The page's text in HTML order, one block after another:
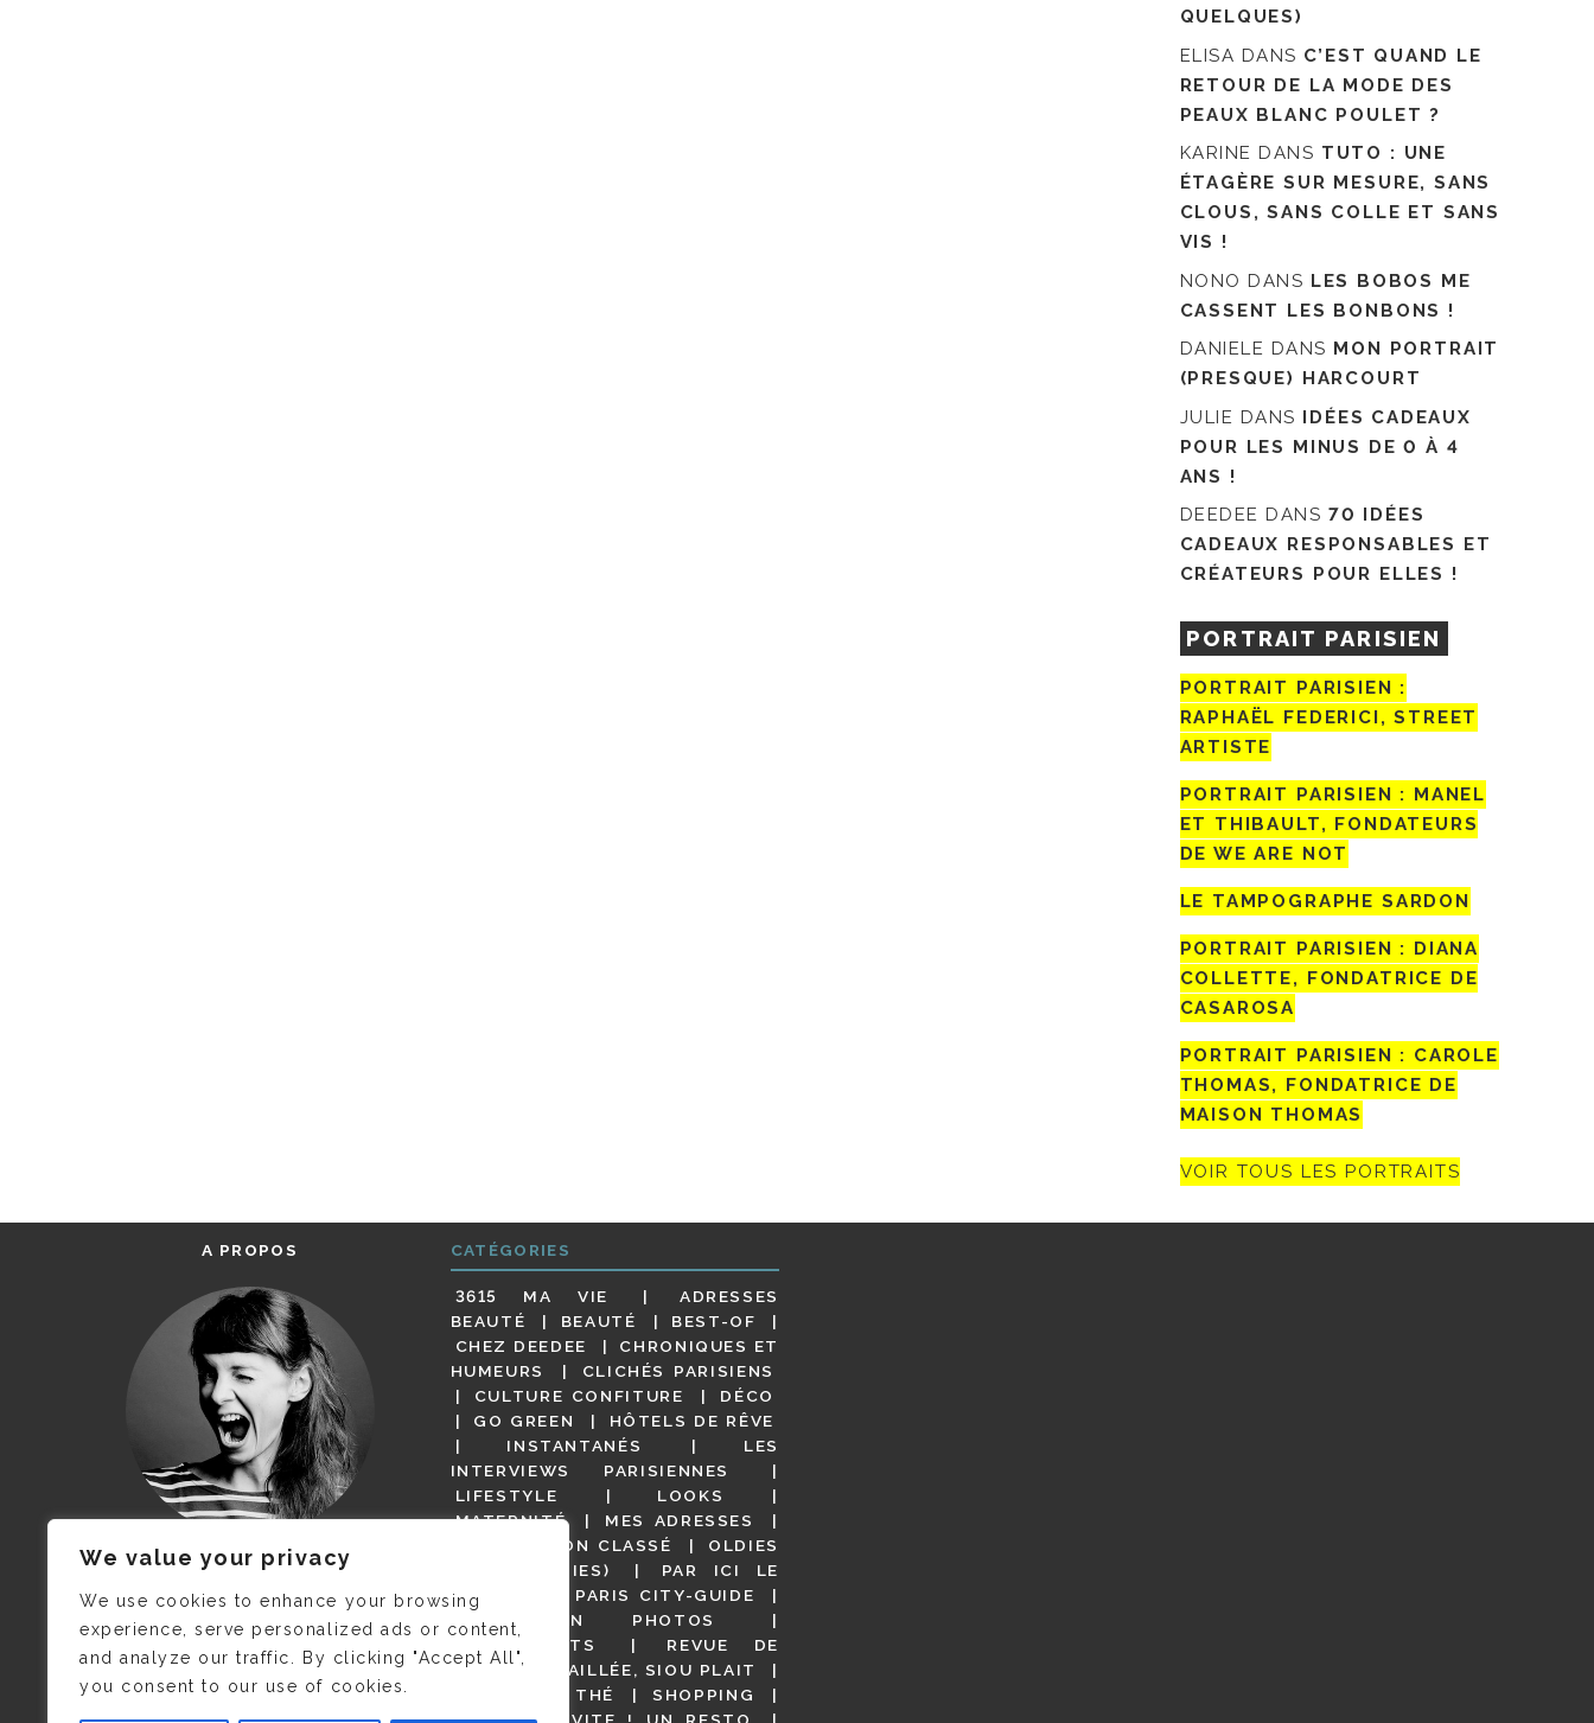
We value your privacy
We use cookies to enhance your browsing
experience, serve personalized ads or content,
and analyze our traffic. By clicking "Accept All",
you consent to our use of cookies.
QUELQUES)
ELISA DANS C’EST QUAND LE
RETOUR DE LA MODE DES
PEAUX BLANC POULET ?
KARINE DANS TUTO : UNE
ÉTAGÈRE SUR MESURE, SANS
CLOUS, SANS COLLE ET SANS
VIS !
NONO DANS LES BOBOS ME
CASSENT LES BONBONS !
DANIELE DANS MON PORTRAIT
(PRESQUE) HARCOURT
JULIE DANS IDÉES CADEAUX
POUR LES MINUS DE 0 À 4
ANS !
DEEDEE DANS 70 IDÉES
CADEAUX RESPONSABLES ET
CRÉATEURS POUR ELLES !
PORTRAIT PARISIEN
PORTRAIT PARISIEN :
RAPHAËL FEDERICI, STREET
ARTISTE
PORTRAIT PARISIEN : MANEL
ET THIBAULT, FONDATEURS
DE WE ARE NOT
LE TAMPOGRAPHE SARDON
PORTRAIT PARISIEN : DIANA
COLLETTE, FONDATRICE DE
CASAROSA
PORTRAIT PARISIEN : CAROLE
THOMAS, FONDATRICE DE
MAISON THOMAS
VOIR TOUS LES PORTRAITS
A PROPOS
JE M’APPELLE DELPHINE MAIS
C’EST ©CAMILLE COLLIN QUI A
PRIS CETTE PHOTO !
CATÉGORIES
3615 MA VIE
ADRESSES
BEAUTÉ
BEAUTÉ
BEST-OF
CHEZ DEEDEE
CHRONIQUES ET
HUMEURS
CLICHÉS PARISIENS
CULTURE CONFITURE
DÉCO
GO GREEN
HÔTELS DE RÊVE
INSTANTANÉS
LES
INTERVIEWS PARISIENNES
LIFESTYLE
LOOKS
MATERNITÉ
MES ADRESSES
NON CLASSÉ
OLDIES
(BUT GOODIES)
PAR ICI LE
MAGOT !
PARIS CITY-GUIDE
PARIS EN PHOTOS
RESTAURANTS
REVUE DE
PRESSE DÉTAILLÉE, SIOU PLAIT
SALONS DE THÉ
SHOPPING
VIDÉOS
VITE ! UN RESTO